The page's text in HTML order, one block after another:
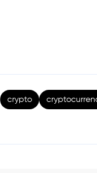
crypto